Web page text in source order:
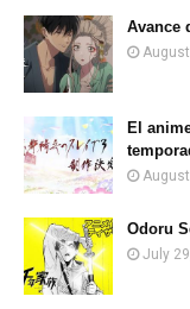
Avance
El
Odoru
July